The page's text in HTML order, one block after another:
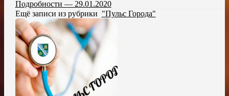
Подробности — 29.01.2020
Ещё записи из рубрики "Пульс Города"